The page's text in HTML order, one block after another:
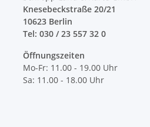
Knesebeckstraße 20/21
10623 Berlin
Tel: 030 / 23 557 32 0
Öffnungszeiten
Mo-Fr: 11.00 - 19.00 Uhr
Sa: 11.00 - 18.00 Uhr